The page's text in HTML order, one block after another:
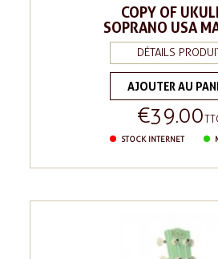
COPY OF
SOPRANO USA
DÉTAILS
AJOUTER AU
Price
€39.00
STOCK INTERNET